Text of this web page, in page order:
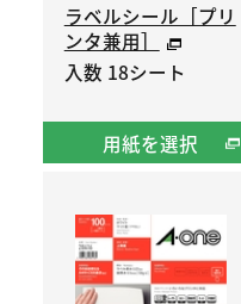
ラベルシール［プリ
ンタ兼用］
入数 18シート
用紙を選択